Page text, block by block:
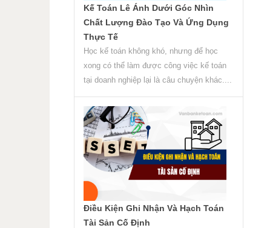
Kế Toán Lê Ánh Dưới Góc Nhìn
Chất Lượng Đào Tạo Và Ứng Dụng
Thực Tế
Học kế toán không khó, nhưng để học
xong có thể làm được công việc kế toán
tại doanh nghiệp lại là câu chuyện khác....
Điều Kiện Ghi Nhận Và Hạch Toán
Tài Sản Cố Định